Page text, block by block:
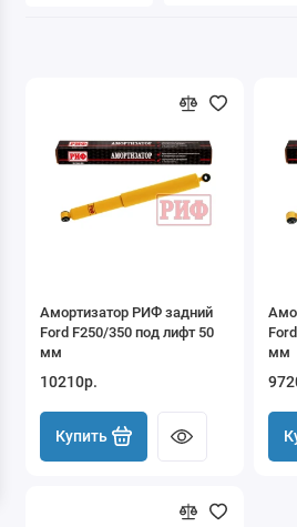
Амортизатор РИФ задний
Ford F250/350 под лифт 50
мм
10210р.
Купить
мм